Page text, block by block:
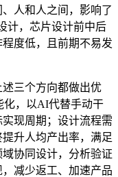
人和人之间，影响了
计，芯片设计前中后
度低，且前期不易发
三个方向都做出优
化，以AI代替手动干
现周期；设计流程需
升人均产出率，满足
协同设计，分析验证
减少返工、加速产品